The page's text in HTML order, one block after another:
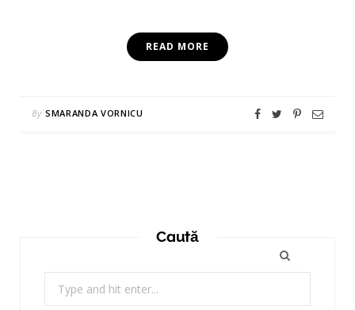
READ MORE
By SMARANDA VORNICU
Caută
for: